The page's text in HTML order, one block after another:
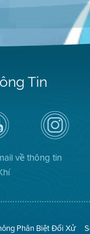
Tin
Air
District
on
Instagram
về thông tin
Phân Biệt Đối Xử